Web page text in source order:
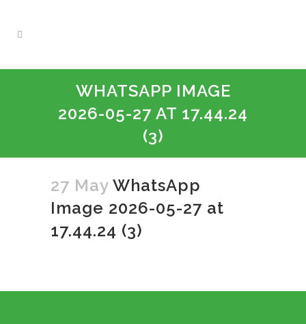
WHATSAPP IMAGE
2026-05-27 AT 17.44.24
(3)
27 May WhatsApp
Image 2026-05-27 at
17.44.24 (3)